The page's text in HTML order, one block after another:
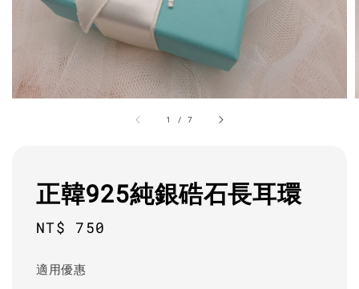
1 /7
正韓925純銀硞石長耳環
Regular
NT$ 750
適用優惠